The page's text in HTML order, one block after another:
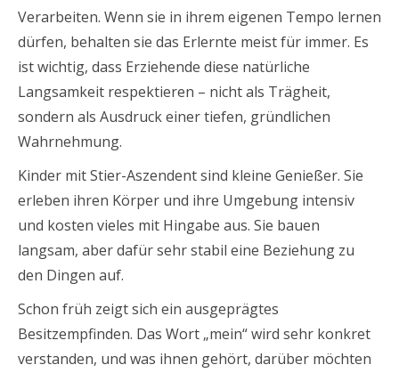
Verarbeiten. Wenn sie in ihrem eigenen Tempo lernen
dürfen, behalten sie das Erlernte meist für immer. Es
ist wichtig, dass Erziehende diese natürliche
Langsamkeit respektieren – nicht als Trägheit,
sondern als Ausdruck einer tiefen, gründlichen
Wahrnehmung.
Kinder mit Stier-Aszendent sind kleine Genießer. Sie
erleben ihren Körper und ihre Umgebung intensiv
und kosten vieles mit Hingabe aus. Sie bauen
langsam, aber dafür sehr stabil eine Beziehung zu
den Dingen auf.
Schon früh zeigt sich ein ausgeprägtes
Besitzempfinden. Das Wort „mein“ wird sehr konkret
verstanden, und was ihnen gehört, darüber möchten